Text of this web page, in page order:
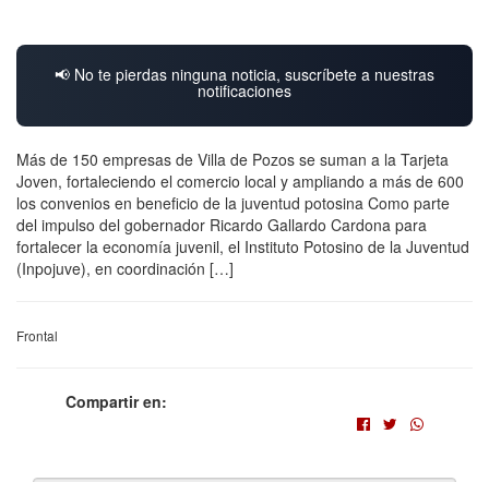
📢 No te pierdas ninguna noticia, suscríbete a nuestras
notificaciones
Más de 150 empresas de Villa de Pozos se suman a la Tarjeta
Joven, fortaleciendo el comercio local y ampliando a más de 600
los convenios en beneficio de la juventud potosina Como parte
del impulso del gobernador Ricardo Gallardo Cardona para
fortalecer la economía juvenil, el Instituto Potosino de la Juventud
(Inpojuve), en coordinación […]
Frontal
Compartir en: